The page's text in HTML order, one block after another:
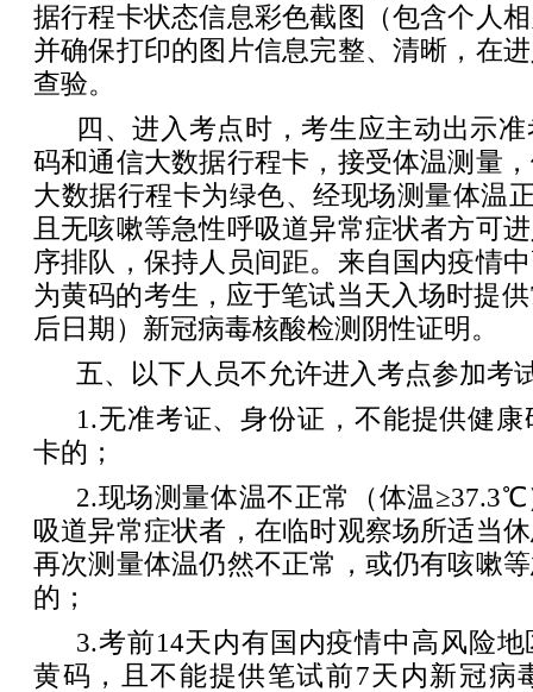
据行程卡状态信息彩色截图（包含个人
并确保打印的图片信息完整、清晰，在
查验。
四、进入考点时，考生应主动出示
码和通信大数据行程卡，接受体温测量
大数据行程卡为绿色、经现场测量体温
且无咳嗽等急性呼吸道异常症状者方可
序排队，保持人员间距。来自国内疫情
为黄码的考生，应于笔试当天入场时提
后日期）新冠病毒核酸检测阴性证明。
五、以下人员不允许进入考点参加考
1.无准考证、身份证，不能提供健
卡的；
2.现场测量体温不正常（体温
吸道异常症状者，在临时观察场所适当
再次测量体温仍然不正常，或仍有咳嗽
的；
3.考前14天内有国内疫情中高风险
黄码，且不能提供笔试前7天内新冠病